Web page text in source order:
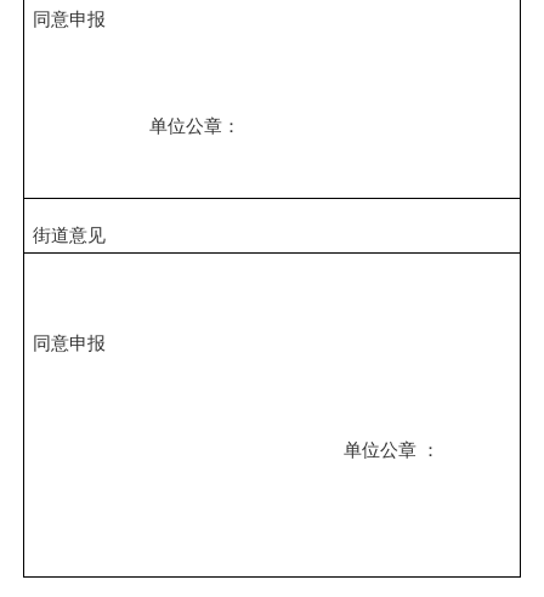
同意申报
单位公章：
街道意见
同意申报
单位公章 ：